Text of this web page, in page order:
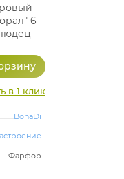
6
в 1 клик
BonaDi
Фарфор